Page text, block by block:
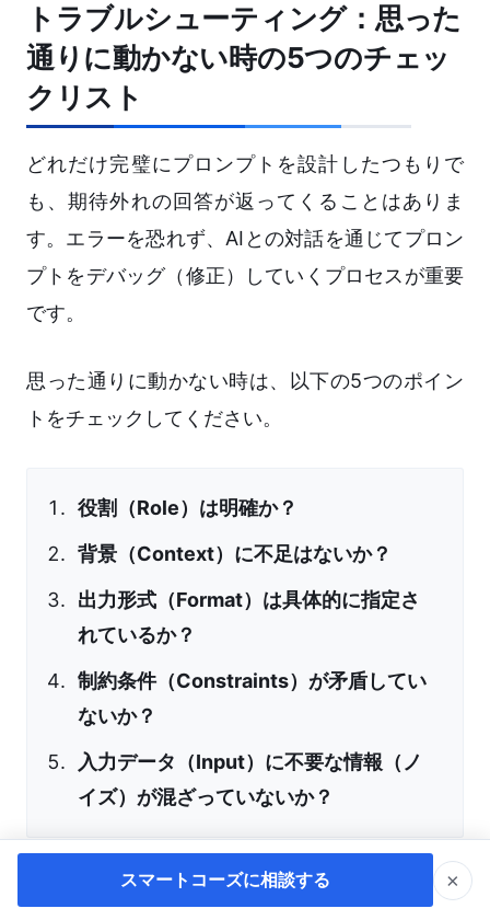
トラブルシューティング：思った
通りに動かない時の5つのチェッ
クリスト
どれだけ完璧にプロンプトを設計したつもりで
も、期待外れの回答が返ってくることはありま
す。エラーを恐れず、AIとの対話を通じてプロン
プトをデバッグ（修正）していくプロセスが重要
です。
思った通りに動かない時は、以下の5つのポイン
トをチェックしてください。
役割（Role）は明確か？
背景（Context）に不足はないか？
出力形式（Format）は具体的に指定さ
れているか？
制約条件（Constraints）が矛盾してい
ないか？
入力データ（Input）に不要な情報（ノ
イズ）が混ざっていないか？
出力が途切れる、内容が薄い時の対処
スマートコーズに相談する ×